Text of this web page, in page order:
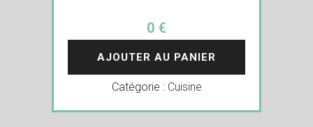
0 €
AJOUTER AU PANIER
Catégorie : Cuisine